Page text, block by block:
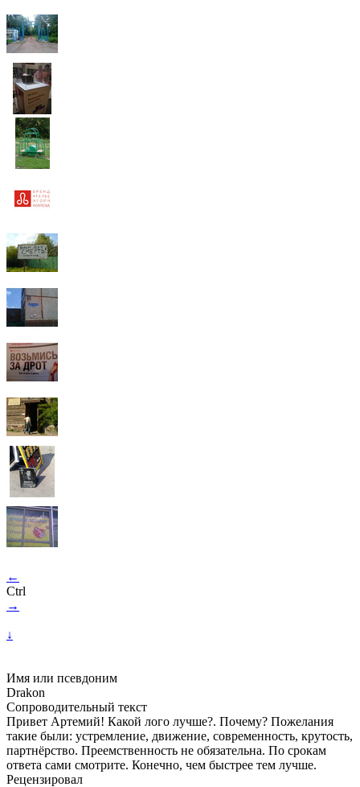
←
Ctrl
→
↓
Имя или псевдоним
Drakon
Сопроводительный текст
Привет Артемий! Какой лого лучше?. Почему? Пожелания
такие были: устремление, движение, современность, крутость,
партнёрство. Преемственность не обязательна. По срокам
ответа сами смотрите. Конечно, чем быстрее тем лучше.
Рецензировал